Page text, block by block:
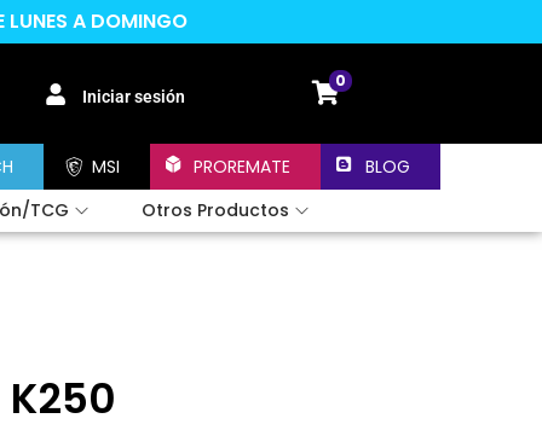
LUNES A DOMINGO
Iniciar sesión
0
MSI PROREMATE
BLOG
TCG
Otros Productos